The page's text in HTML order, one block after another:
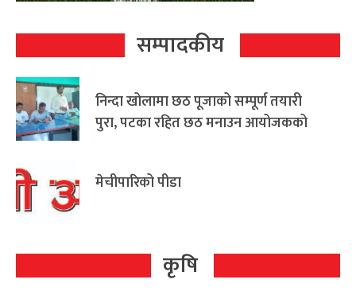
सम्पादकीय
निन्दा खोलामा छठ पूजाको सम्पूर्ण तयारी
पुरा, पटका रहित छठ मनाउन आयोजकको
मेचीपारिको पीडा
कृषि